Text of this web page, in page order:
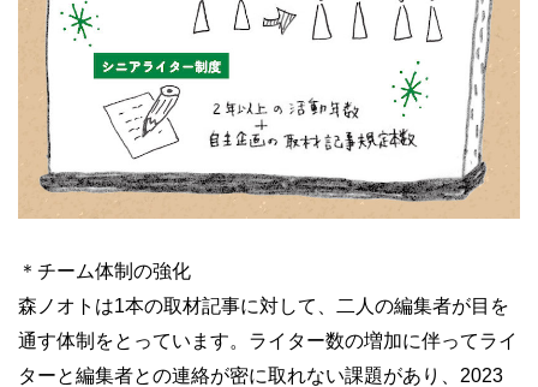
＊チーム体制の強化
森ノオトは1本の取材記事に対して、二人の編集者が目を
通す体制をとっています。ライター数の増加に伴ってライ
ターと編集者との連絡が密に取れない課題があり、2023